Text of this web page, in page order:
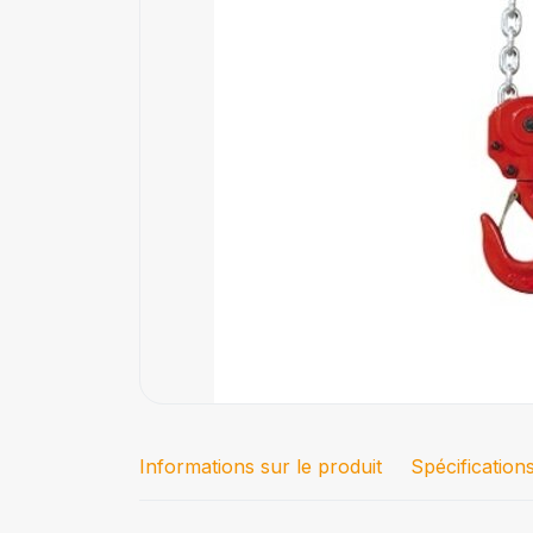
Informations sur le produit